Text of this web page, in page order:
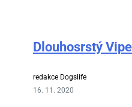
Dlouhosrstý
redakce Dogslife
16. 11. 2020